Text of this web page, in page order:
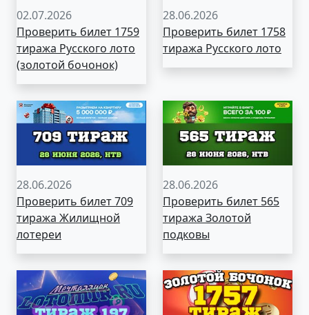
02.07.2026
Проверить билет 1759
тиража Русского лото
(золотой бочонок)
28.06.2026
Проверить билет 1758
тиража Русского лото
28.06.2026
Проверить билет 709
тиража Жилищной
лотереи
28.06.2026
Проверить билет 565
тиража Золотой
подковы